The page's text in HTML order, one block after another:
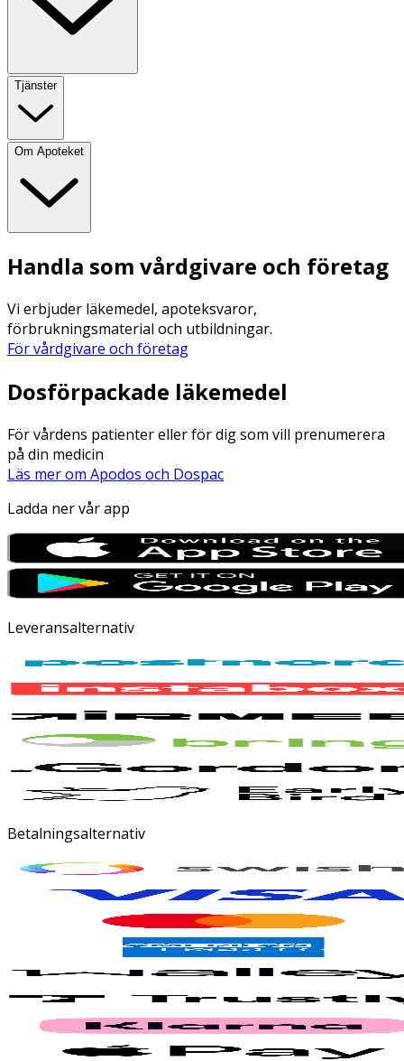
Tjänster
Om Apoteket
Handla som vårdgivare och företag
Vi erbjuder läkemedel, apoteksvaror,
förbrukningsmaterial och utbildningar.
För vårdgivare och företag
Dosförpackade läkemedel
För vårdens patienter eller för dig som vill prenumerera
på din medicin
Läs mer om Apodos och Dospac
Ladda ner vår app
Leveransalternativ
Betalningsalternativ